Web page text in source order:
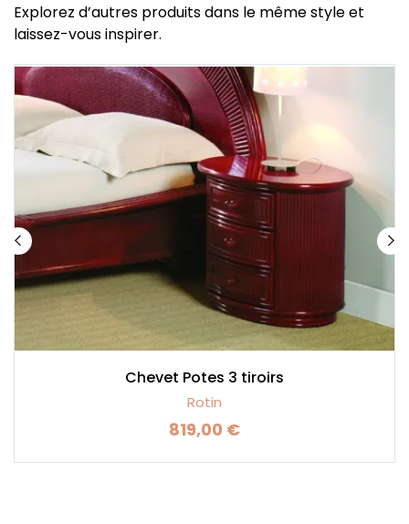
Explorez d’autres produits dans le même style et
laissez-vous inspirer.
Chevet Potes 3 tiroirs
Rotin
Prix
819,00 €